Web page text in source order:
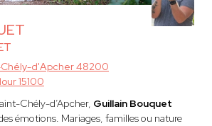
d'Apcher 48200
15100
Chély-d’Apcher, Guillain Bouquet
émotions. Mariages, familles ou nature